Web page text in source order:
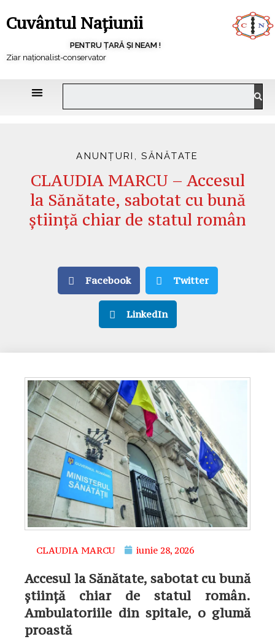
Cuvântul Națiunii
PENTRU ȚARĂ ȘI NEAM !
Ziar naționalist-conservator
ANUNȚURI ,SĂNĂTATE
CLAUDIA MARCU – Accesul
la Sănătate, sabotat cu bună
știință chiar de statul român
Facebook Twitter
LinkedIn
CLAUDIA MARCU iunie 28, 2026
Accesul la Sănătate, sabotat cu bună
știință chiar de statul român.
Ambulatoriile din spitale, o glumă
proastă